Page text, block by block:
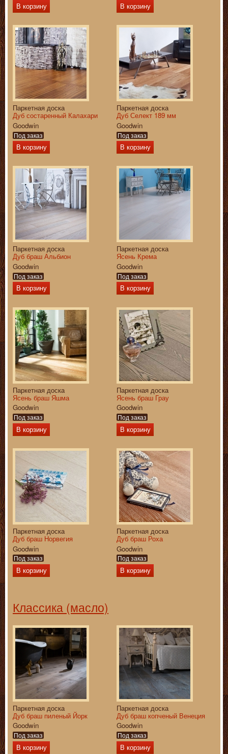
В корзину В корзину
Паркетная доска
Дуб состаренный Калахари
Goodwin
Под заказ
В корзину
Паркетная доска
Дуб Селект 189 мм
Goodwin
Под заказ
В корзину
Паркетная доска
Дуб браш Альбион
Goodwin
Под заказ
В корзину
Паркетная доска
Ясень Крема
Goodwin
Под заказ
В корзину
Паркетная доска
Ясень браш Яшма
Goodwin
Под заказ
В корзину
Паркетная доска
Ясень браш Грау
Goodwin
Под заказ
В корзину
Паркетная доска
Дуб браш Норвегия
Goodwin
Под заказ
В корзину
Паркетная доска
Дуб браш Роха
Goodwin
Под заказ
В корзину
Классика (масло)
Паркетная доска
Дуб браш пиленый Йорк
Goodwin
Под заказ
В корзину
Паркетная доска
Дуб браш копченый Венеция
Goodwin
Под заказ
В корзину